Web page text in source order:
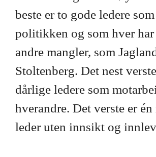
beste er to gode ledere
politikken og som hver har
andre mangler, som
Stoltenberg. Det nest
dårlige ledere som
hverandre. Det verste er
leder uten innsikt og